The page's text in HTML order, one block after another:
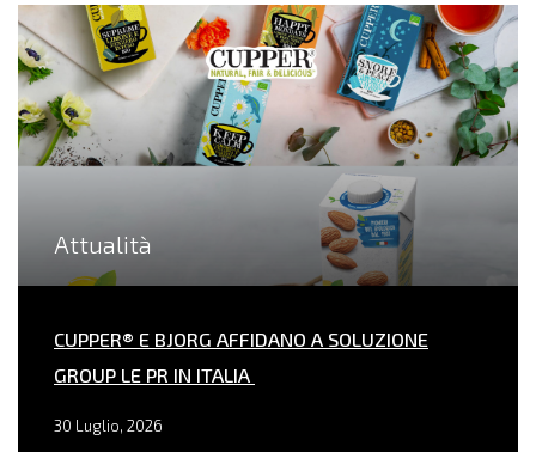
Attualità
CUPPER® E BJORG AFFIDANO A SOLUZIONE
GROUP LE PR IN ITALIA
30 Luglio, 2026